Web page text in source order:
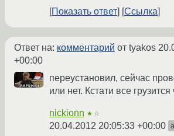
Показать ответ
Ссылка
Ответ на: комментарий от tyakos
+00:00
переустановил, сейчас
или нет. Кстати все грузится
nickionn ★☆
20.04.2012 20:05:33 +00:00